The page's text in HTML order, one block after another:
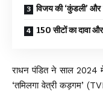
विजय की ‘कुंडली’ और
150 सीटों का दावा
राधन पंडित ने साल 2024 में
‘तमिलगा वेत्री कड़गम’